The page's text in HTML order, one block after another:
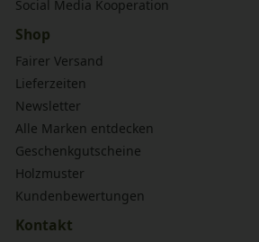
Social Media Kooperation
Shop
Fairer Versand
Lieferzeiten
Newsletter
Alle Marken entdecken
Geschenkgutscheine
Holzmuster
Kundenbewertungen
Kontakt